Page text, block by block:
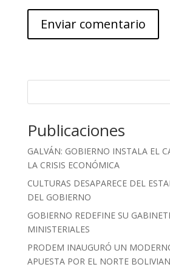
Publicaciones
GALVÁN: GOBIERNO INSTALA EL
LA CRISIS ECONÓMICA
CULTURAS DESAPARECE DEL
DEL GOBIERNO
GOBIERNO REDEFINE SU
MINISTERIALES
PRODEM INAUGURÓ UN
APUESTA POR EL NORTE